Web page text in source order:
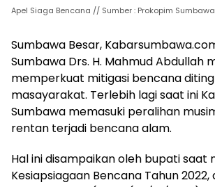
Apel Siaga Bencana // Sumber : Prokopim Sumbawa
Sumbawa Besar,
Sumbawa Drs. H. Mahmud Abdullah
memperkuat mitigasi bencana
masayarakat. Terlebih lagi saat ini
Sumbawa memasuki peralihan
rentan terjadi bencana alam.
Hal ini disampaikan oleh bupati saat
Kesiapsiagaan Bencana Tahun